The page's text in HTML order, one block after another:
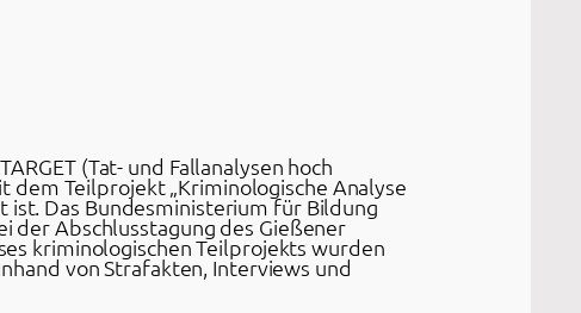
(Tat- und Fallanalysen hoch
dem Teilprojekt „Kriminologische Analyse
Das Bundesministerium für Bildung
der Abschlusstagung des Gießener
kriminologischen Teilprojekts wurden
von Strafakten, Interviews und